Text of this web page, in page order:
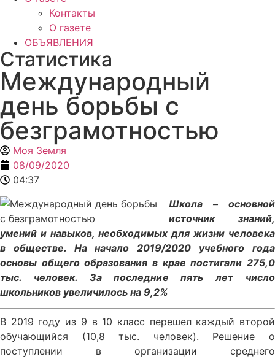
Контакты
О газете
ОБЪЯВЛЕНИЯ
Статистика
Международный
день борьбы с
безграмотностью
Моя Земля
08/09/2020
04:37
Школа – основной
источник знаний,
умений и навыков, необходимых для жизни человека
в обществе. На начало 2019/2020 учебного года
основы общего образования в крае постигали 275,0
тыс. человек. За последние пять лет число
школьников увеличилось на 9,2%
В 2019 году из 9 в 10 класс перешел каждый второй
обучающийся (10,8 тыс. человек). Решение о
поступлении в организации среднего